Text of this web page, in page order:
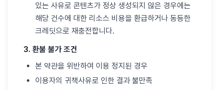
있는 사유로 콘텐츠가 정상 생성되지 않은 경우에는
해당 건수에 대한 리소스 비용을 환급하거나 동등한
크레딧으로 재충전합니다.
3. 환불 불가 조건
본 약관을 위반하여 이용 정지된 경우
이용자의 귀책사유로 인한 결과 불만족